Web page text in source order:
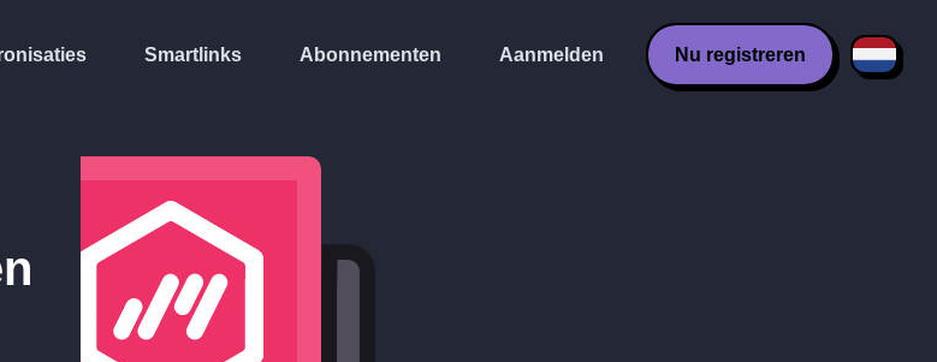
Smartlinks Abonnementen Aanmelden Nu registreren